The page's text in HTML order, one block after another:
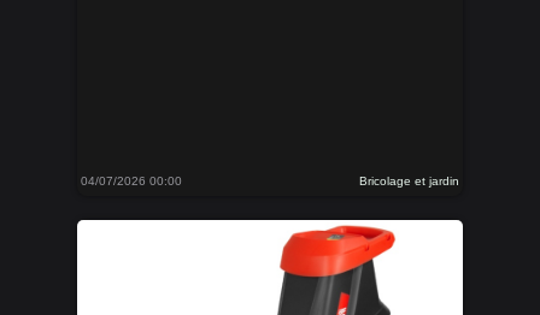
04/07/2026 00:00 Bricolage et jardin